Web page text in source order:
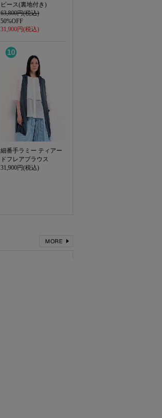
ピース(裏地付き)
63,800円(税込)
50%OFF
31,900円(税込)
10
細番手ラミー ティアー
ドフレアブラウス
31,900円(税込)